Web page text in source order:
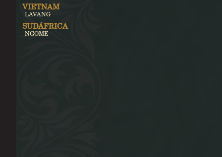
VIETNAM
LAVANG
SUDÁFRICA
NGOME